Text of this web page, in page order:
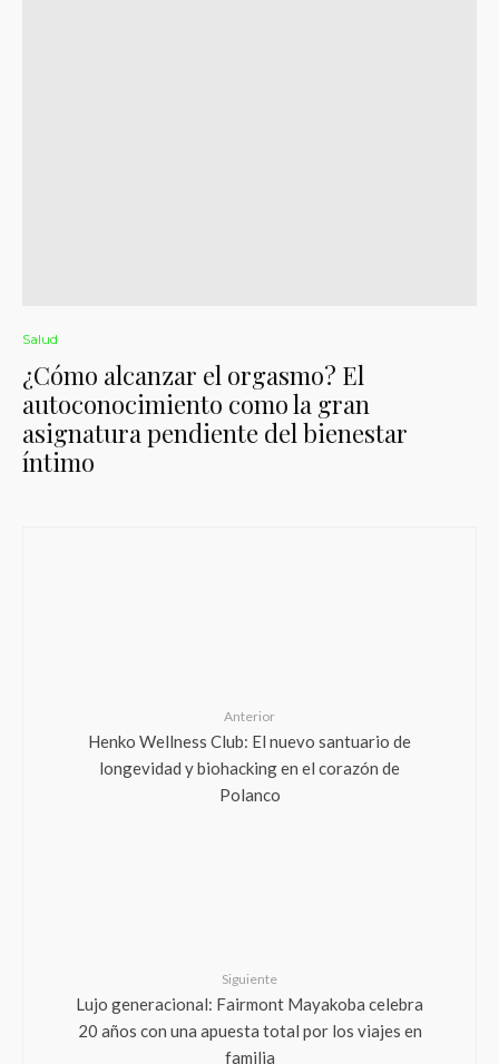
Salud
¿Cómo alcanzar el orgasmo? El
autoconocimiento como la gran
asignatura pendiente del bienestar
íntimo
Anterior
Henko Wellness Club: El nuevo santuario de
longevidad y biohacking en el corazón de
Polanco
Siguiente
Lujo generacional: Fairmont Mayakoba celebra
20 años con una apuesta total por los viajes en
familia